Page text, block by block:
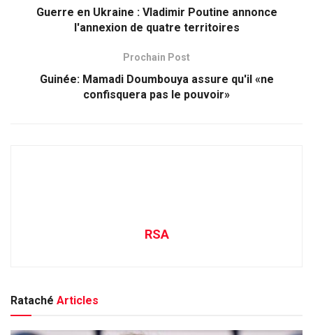
Guerre en Ukraine : Vladimir Poutine annonce
l'annexion de quatre territoires
Prochain Post
Guinée: Mamadi Doumbouya assure qu'il «ne
confisquera pas le pouvoir»
RSA
Rataché Articles